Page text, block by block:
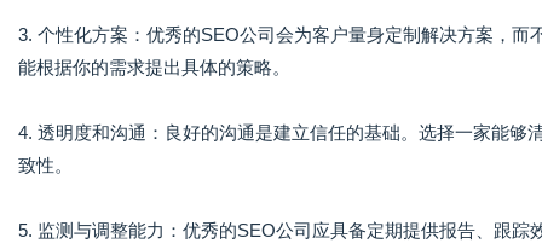
3. 个性化方案：优秀的SEO公司会为客户量身定制解决方案，
能根据你的需求提出具体的策略。
4. 透明度和沟通：良好的沟通是建立信任的基础。选择一家能
致性。
5. 监测与调整能力：优秀的SEO公司应具备定期提供报告、跟踪